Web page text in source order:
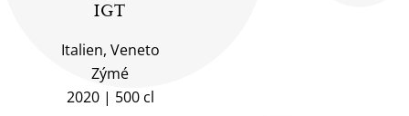
IGT
Italien, Veneto
Zýmé
2020
500 cl